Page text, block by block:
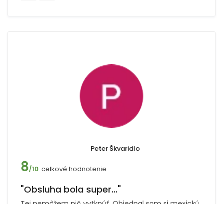
Peter Škvaridlo
8/10 celkové hodnotenie
"Obsluha bola super..."